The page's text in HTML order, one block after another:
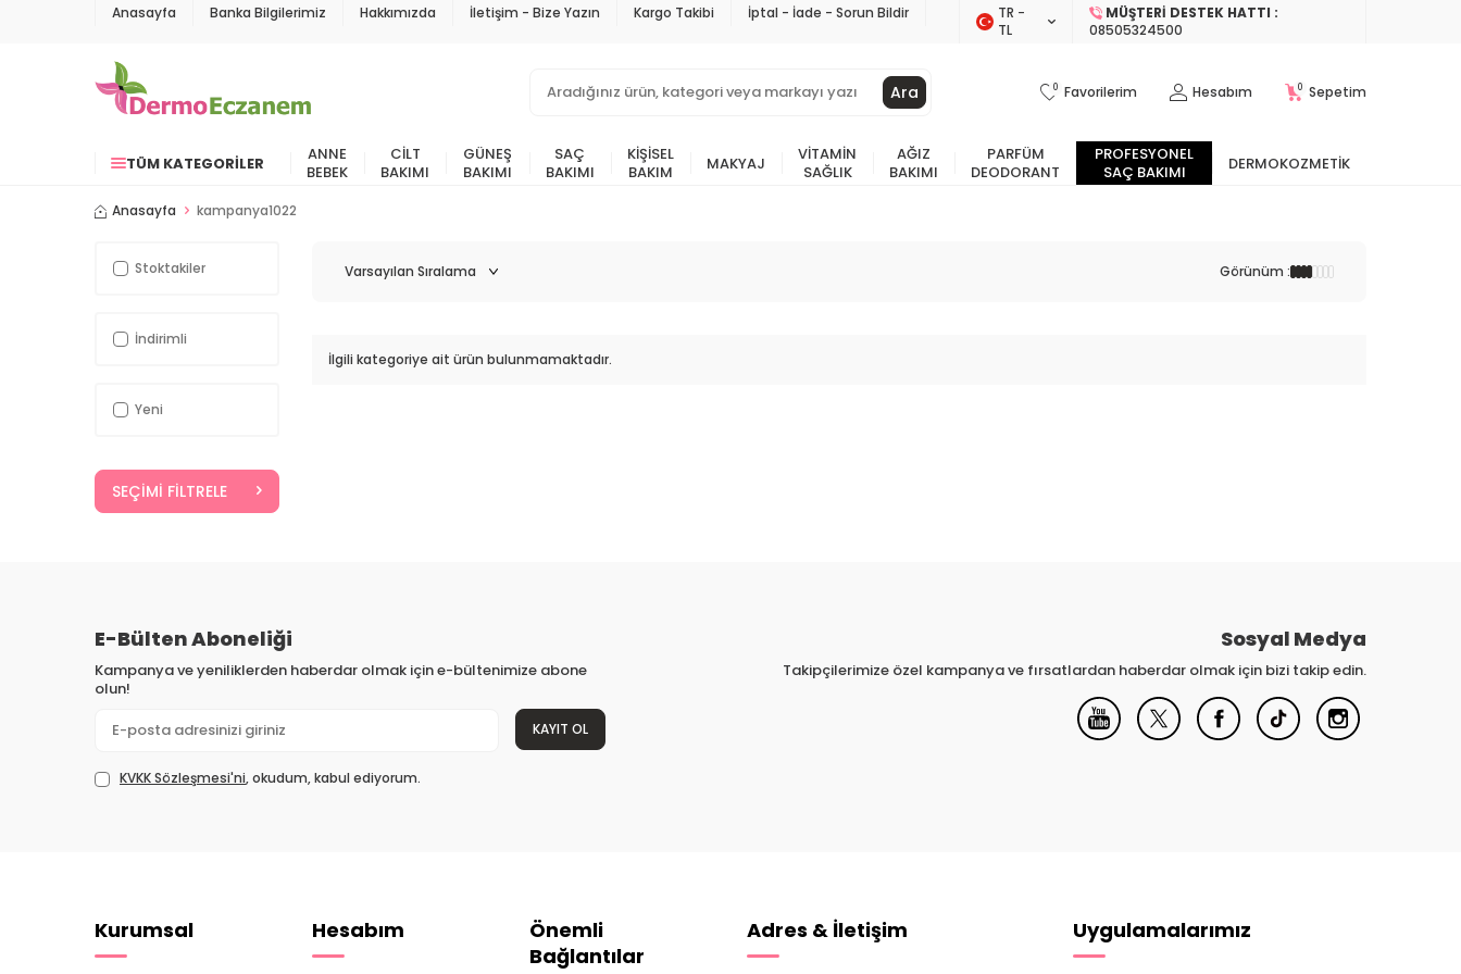
Anasayfa Banka Bilgilerimiz Hakkımızda İletişim - Bize Yazın Kargo Takibi İptal - İade - Sorun Bildir
TR −
TL
MÜŞTERI DESTEK HATTI :
08505324500
Ara 0 Favorilerim Hesabım 0 Sepetim
TÜM KATEGORILER
ANNE
BEBEK
CILT
BAKIMI
GÜNEŞ
BAKIMI
SAÇ
BAKIMI
KIŞISEL
BAKIM
MAKYAJ
VITAMIN
SAĞLIK
AĞIZ
BAKIMI
PARFÜM
DEODORANT
PROFESYONEL
SAÇ BAKIMI
DERMOKOZMETIK
Anasayfa kampanya1022
Stoktakiler
İndirimli
Yeni
SEÇIMI FILTRELE
Görünüm :
İlgili kategoriye ait ürün bulunmamaktadır.
E-Bülten Aboneliği
Kampanya ve yeniliklerden haberdar olmak için e-bültenimize abone
olun!
KAYIT OL
KVKK Sözleşmesi'ni, okudum, kabul ediyorum.
Sosyal Medya
Takipçilerimize özel kampanya ve fırsatlardan haberdar olmak için bizi takip edin.
Kurumsal Hesabım
Önemli
Bağlantılar
Adres & İletişim Uygulamalarımız